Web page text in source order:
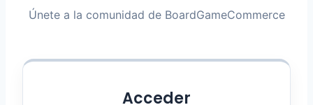
Únete a la comunidad de BoardGameCommerce
Acceder